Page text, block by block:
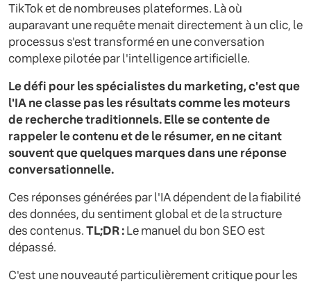
TikTok et de nombreuses plateformes. Là où
auparavant une requête menait directement à un clic, le
processus s'est transformé en une conversation
complexe pilotée par l'intelligence artificielle.
Le défi pour les spécialistes du marketing, c'est que
l'IA ne classe pas les résultats comme les moteurs
de recherche traditionnels. Elle se contente de
rappeler le contenu et de le résumer, en ne citant
souvent que quelques marques dans une réponse
conversationnelle.
Ces réponses générées par l'IA dépendent de la fiabilité
des données, du sentiment global et de la structure
des contenus.TL;DR :Le manuel du bon SEO est
dépassé.
C'est une nouveauté particulièrement critique pour les